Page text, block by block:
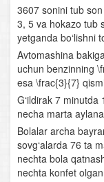
Aralash bo‘lim
Ko‘rsatkichli
Ko‘rsatkichli
Ko‘rsatkichli
Logarifm
3607 sonini tub
3, 5 va hokazo tub
yetganda bo‘lishni
Avtomashina
uchun benzinning
esa \frac{3}{7}
G‘ildirak 7
necha marta
Bolalar archa
sovg‘alarda 76 ta
nechta bola
nechta konfet